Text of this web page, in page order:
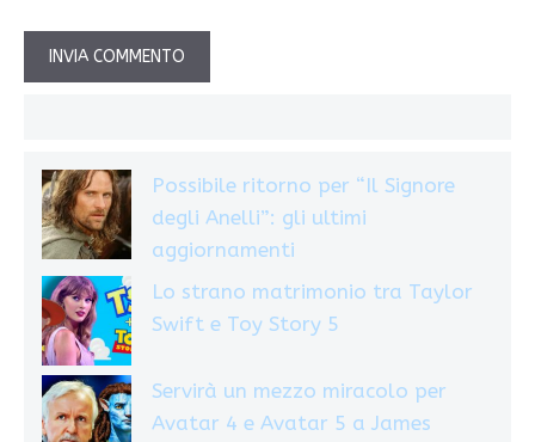
Possibile ritorno per “Il Signore
degli Anelli”: gli ultimi
aggiornamenti
Lo strano matrimonio tra Taylor
Swift e Toy Story 5
Servirà un mezzo miracolo per
Avatar 4 e Avatar 5 a James